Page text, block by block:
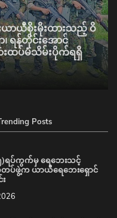
ယာယီစိုးမိုးထားသည့် ဝိ
ရန်တိုင်းအောင်
းထပ်မံသိမ်းပိုက်ရရှိ
Posts
)ရပ်ကွက်မှ ရေဘေးသင့်
တပ်ဖွဲ့က ယာယီရေဘေးရှောင်